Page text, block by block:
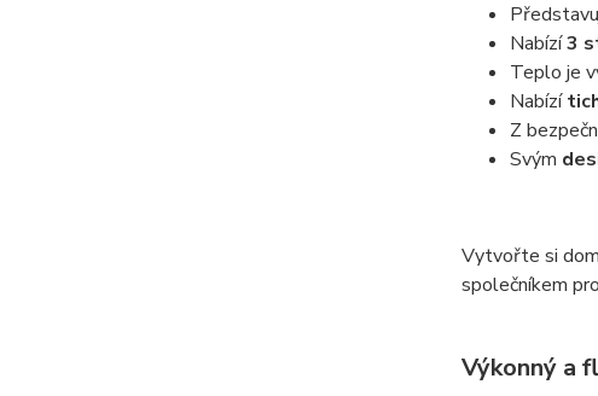
Nabízí3
Teplo je
Nabízí
Z
Svým
Vytvořte si
společníkem
Výkonný a